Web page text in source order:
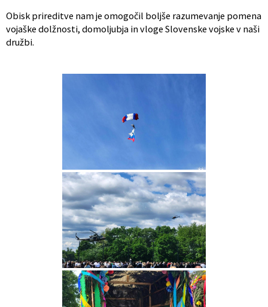
Obisk prireditve nam je omogočil boljše razumevanje pomena
vojaške dolžnosti, domoljubja in vloge Slovenske vojske v naši
družbi.